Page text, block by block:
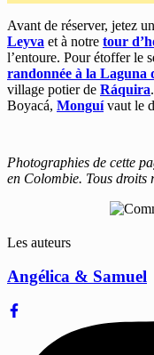
Avant de réserver, jetez
Leyva et à notre tour
l’entoure. Pour étoffer le
randonnée à la Laguna
village potier de Ráquira
Boyacá, Monguívaut le
Photographies de cette
en Colombie. Tous droits
Les auteurs
Angélica & Samuel